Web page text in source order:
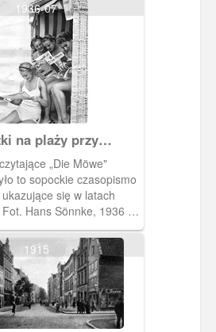
1936-07
na plaży przy
Möwe"„Die Möwe"
to sopockie czasopismo
się w latach
Hans Sönnke, 1936 r.,
1915